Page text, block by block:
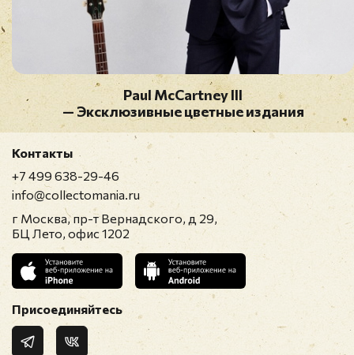
Paul McCartney III
— Эксклюзивные цветные издания
Контакты
+7 499 638-29-46
info@collectomania.ru
г Москва, пр-т Вернадского, д 29,
БЦ Лето, офис 1202
Присоединяйтесь